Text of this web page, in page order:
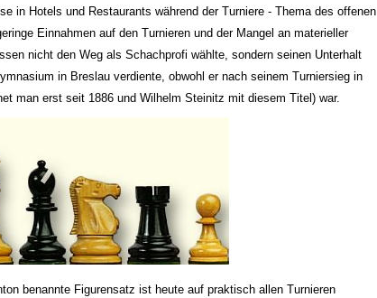
in Hotels und Restaurants während der Turniere - Thema des offenen
Einnahmen auf den Turnieren und der Mangel an materieller
nicht den Weg als Schachprofi wählte, sondern seinen Unterhalt
in Breslau verdiente, obwohl er nach seinem Turniersieg in
man erst seit 1886 und Wilhelm Steinitz mit diesem Titel) war.
benannte Figurensatz ist heute auf praktisch allen Turnieren